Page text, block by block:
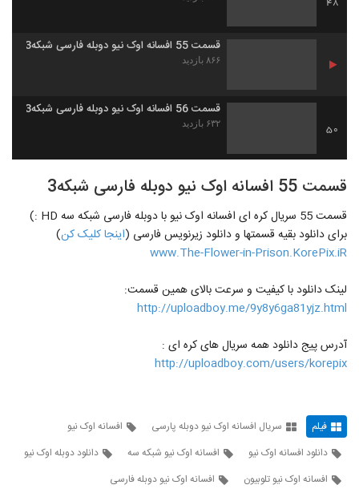
48
قسمت 55 افسانه اوک نیو دوبله فارسی شبکه3
۸۶۶ بازدید
50
قسمت 56 افسانه اوک نیو دوبله فارسی شبکه3
۶۳۲ بازدید
قسمت 55 افسانه اوک نیو دوبله فارسی شبکه3
قسمت 55 سریال کره ای افسانه اوک نیو با دوبله فارسی شبکه سه HD :)
برای دانلود بقیه قسمتها و دانلود زیرنویس فارسی (اینجا کلیک کن)
www.The-Flower-in-Prison.KorePix.iR
لینک دانلود با کیفیت و سرعت بالای همین قسمت:
http://uploadboy.me/9y8y6ga81yjz.html
آدرس پیج دانلود همه سریال های کره ای :
http://uploadboy.com/users/korepix
فیلم سریال افسانه اوک نیو دوبله پارسی
افسانه اوک نیو
دانلود افسانه اوک نیو
افسانه اوک نیو شبکه سه
دانلود دوبله اوک نیو
افسانه اوک نیو تلوبیون
افسانه اوک نیو دوبله فارسی